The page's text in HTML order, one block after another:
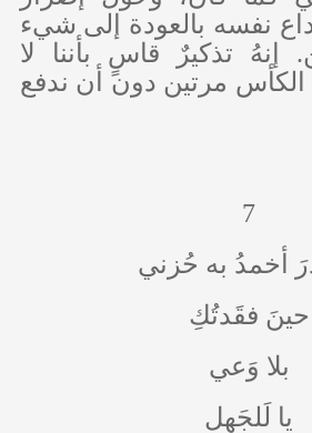
نفسه بالعودة إلى شيء
إنهُ تذكيرٌ قاسٍ بأننا لا
مرتين دون أن ندفع
7
أخمدُ به حُزني
حينَ فقَدتُكِ
بلا وَعي
يا لَلجَهل